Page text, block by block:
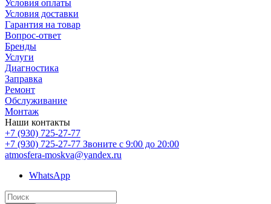
Условия оплаты
Условия доставки
Гарантия на товар
Вопрос-ответ
Бренды
Услуги
Диагностика
Заправка
Ремонт
Обслуживание
Монтаж
Наши контакты
+7 (930) 725-27-77
+7 (930) 725-27-77 Звоните с 9:00 до 20:00
atmosfera-moskva@yandex.ru
WhatsApp